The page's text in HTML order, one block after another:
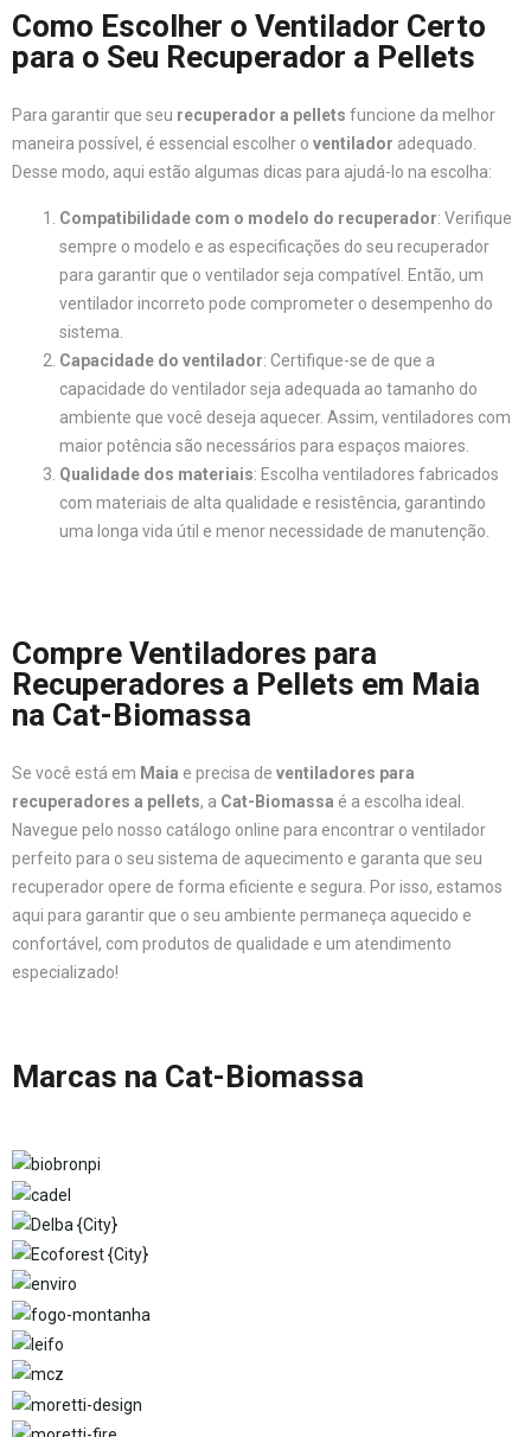
Como Escolher o Ventilador Certo
para o Seu Recuperador a Pellets
Para garantir que seu recuperador a pellets funcione da melhor
maneira possível, é essencial escolher o ventilador adequado.
Desse modo, aqui estão algumas dicas para ajudá-lo na escolha:
Compatibilidade com o modelo do recuperador: Verifique
sempre o modelo e as especificações do seu recuperador
para garantir que o ventilador seja compatível. Então, um
ventilador incorreto pode comprometer o desempenho do
sistema.
Capacidade do ventilador: Certifique-se de que a
capacidade do ventilador seja adequada ao tamanho do
ambiente que você deseja aquecer. Assim, ventiladores com
maior potência são necessários para espaços maiores.
Qualidade dos materiais: Escolha ventiladores fabricados
com materiais de alta qualidade e resistência, garantindo
uma longa vida útil e menor necessidade de manutenção.
Compre Ventiladores para
Recuperadores a Pellets em Maia
na Cat-Biomassa
Se você está em Maia e precisa de ventiladores para
recuperadores a pellets, a Cat-Biomassa é a escolha ideal.
Navegue pelo nosso catálogo online para encontrar o ventilador
perfeito para o seu sistema de aquecimento e garanta que seu
recuperador opere de forma eficiente e segura. Por isso, estamos
aqui para garantir que o seu ambiente permaneça aquecido e
confortável, com produtos de qualidade e um atendimento
especializado!
Marcas na Cat-Biomassa